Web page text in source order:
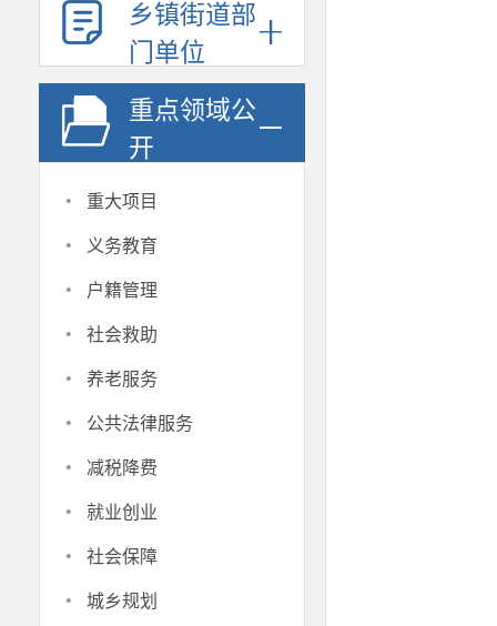
乡镇街道部
门单位
重点领域公
开
· 重大项目
· 义务教育
· 户籍管理
· 社会救助
· 养老服务
· 公共法律服务
· 减税降费
· 就业创业
· 社会保障
· 城乡规划